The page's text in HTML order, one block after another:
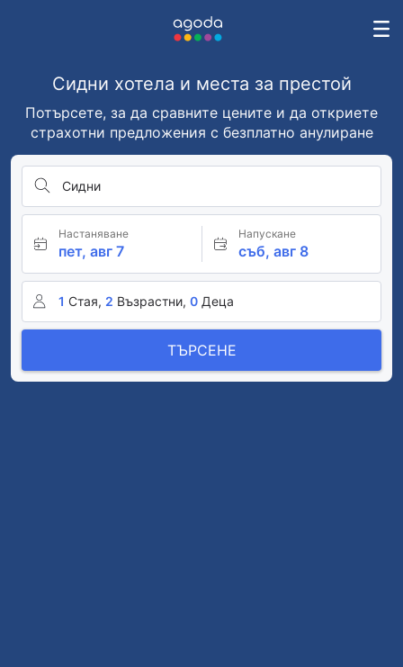
Сидни хотела и места за престой
Потърсете, за да сравните цените и да откриете
страхотни предложения с безплатно анулиране
Сидни
Настаняване
пет, авг 7
Напускане
съб, авг 8
1 Стая, 2 Възрастни, 0 Деца
ТЪРСЕНЕ